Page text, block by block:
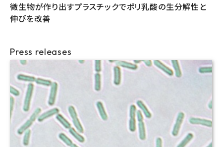
微生物が作り出すプラスチックでポリ乳酸の生分解性と
伸びを改善
Press releases